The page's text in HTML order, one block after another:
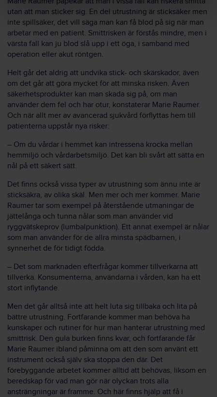
utan att man sticker sig. En del utrustning är sticksäker men
inte spillsäker, det vill säga man kan få blod på sig när man
arbetar med en patient. Smittrisken är förstås mindre, men i
värsta fall kan ju blod slå upp i ett öga, i samband med
operation eller akut röntgen.
Helt går det aldrig att undvika stick- och skärskador, även
om det går att göra mycket för att minska risken. Även
säkerhetsprodukter kan man skada sig på, om man
använder dem fel och har otur, konstaterar Marie Raumer.
Och när allt mer av avancerad sjukvård förflyttas hem till
patienterna uppstår nya risker:
– Om du vårdar i hemmet kan intressena krocka mellan
hemmiljö och vårdarbetsmiljö. Det kan bli svårt att sätta en
nål på ett säkert sätt.
Det finns också vissa typer av utrustning som ännu inte är
sticksäkra, av olika skäl. Men mer och mer kommer. Marie
Raumer tar som exempel på återstående utmaningar de
jättelånga och tunna nålar som man använder vid
ryggvätskeprov (lumbalpunktion). Ett annat exempel är nålar
som man använder för de allra minsta spädbarnen, i
synnerhet de för tidigt födda.
– Det som marknaden efterfrågar kommer tillverkarna att
tillverka. Konsumenterna, användarna i vården, kan ha ett
stort inflytande.
Men det går alltså inte att helt luta sig tillbaka och lita på
bättre utrustning. Fortfarande kommer man behöva ha
kunskaper och rutiner för hur man hanterar utrustning med
smittrisk. Den gula burken finns kvar, och fortfarande får
Marie Raumer ibland påminna om att den som använt ett
instrument också själv ska stoppa den där. Det
förebyggande arbetet kommer alltid att behövas, liksom en
beredskap för vad man gör när olyckan trots alla
ansträngningar är framme. Och här finns hjälp att få i